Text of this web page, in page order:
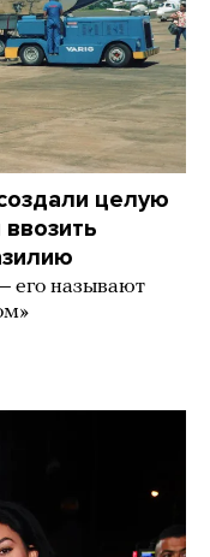
целую
его называют